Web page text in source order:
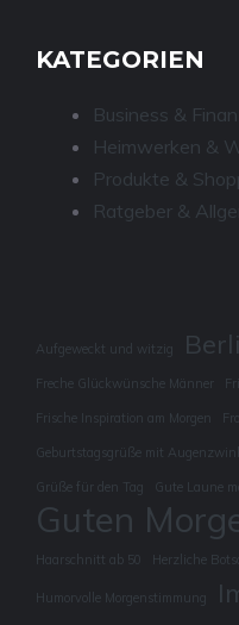
KATEGORIEN
Business &
Heimwerken &
Produkte &
Ratgeber &
Aufgeweckt und witzig
Freche Glückwünsche Männer
Frische Inspiration am Morgen
Geburtstagsgrüße mit
Grüße für den Tag Gute Laune
Guten
Haarschnitt ab 50 Herzliche
Humorvolle Morgenstimmung